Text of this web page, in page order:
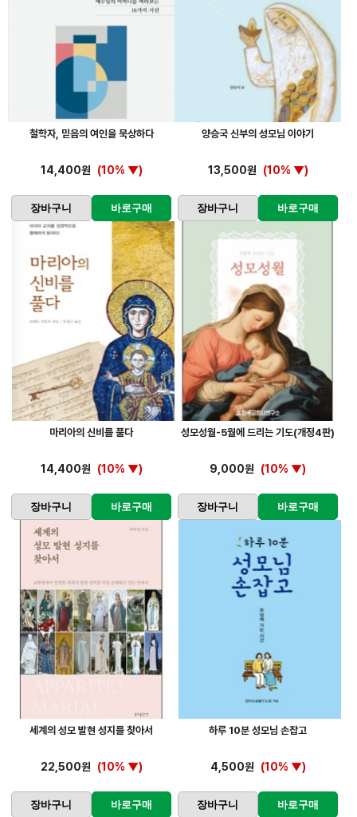
철학자, 믿음의 여인을 묵상하다
14,400원 (10% ▼)
장바구니 바로구매
양승국 신부의 성모님 이야기
13,500원 (10% ▼)
장바구니 바로구매
마리아의 신비를 풀다
14,400원 (10% ▼)
장바구니 바로구매
성모성월-5월에 드리는 기도(개정4판)
9,000원 (10% ▼)
장바구니 바로구매
세계의 성모 발현 성지를 찾아서
22,500원 (10% ▼)
장바구니 바로구매
하루 10분 성모님 손잡고
4,500원 (10% ▼)
장바구니 바로구매